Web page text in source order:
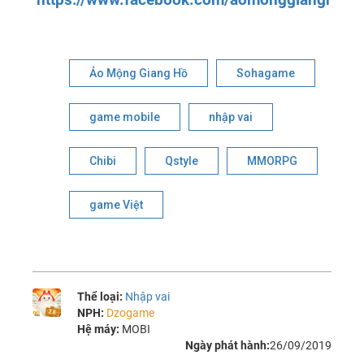
Ảo Mộng Giang Hồ Sohagame
game mobile nhập vai
Chibi Qstyle MMORPG
game Việt
Thể loại: Nhập vai
NPH: Dzogame
Hệ máy: MOBI
Ngày phát hành:26/09/2019